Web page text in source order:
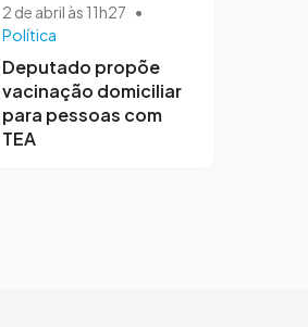
2 de abril às 11h27 •
Política
Deputado propõe
vacinação domiciliar
para pessoas com
TEA